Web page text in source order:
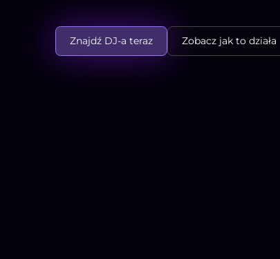
Znajdź DJ-a teraz Zobacz jak to działa